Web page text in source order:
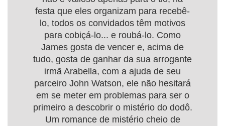
festa que eles organizam para recebê-
lo, todos os convidados têm motivos
para cobiçá-lo... e roubá-lo. Como
James gosta de vencer e, acima de
tudo, gosta de ganhar da sua arrogante
irmã Arabella, com a ajuda de seu
parceiro John Watson, ele não hesitará
em se meter em problemas para ser o
primeiro a descobrir o mistério do dodô.
Um romance de mistério cheio de